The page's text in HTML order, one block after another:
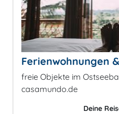
Ferienwohnungen
freie Objekte im
casamundo.de
Deine